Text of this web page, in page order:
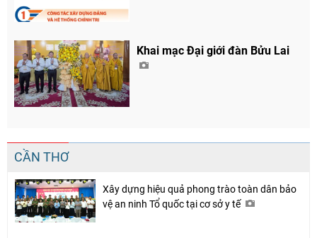
Khai mạc Đại giới đàn Bửu Lai
CẦN THƠ
Xây dựng hiệu quả phong trào toàn dân bảo
vệ an ninh Tổ quốc tại cơ sở y tế